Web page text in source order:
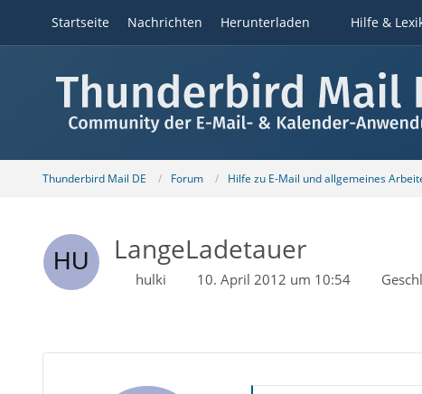
Startseite Nachrichten Herunterladen Hilfe &
Thunderbird Mail DE Forum Hilfe zu E-Mail und allgemeines
LangeLadetauer
hulki 10. April 2012 um 10:54